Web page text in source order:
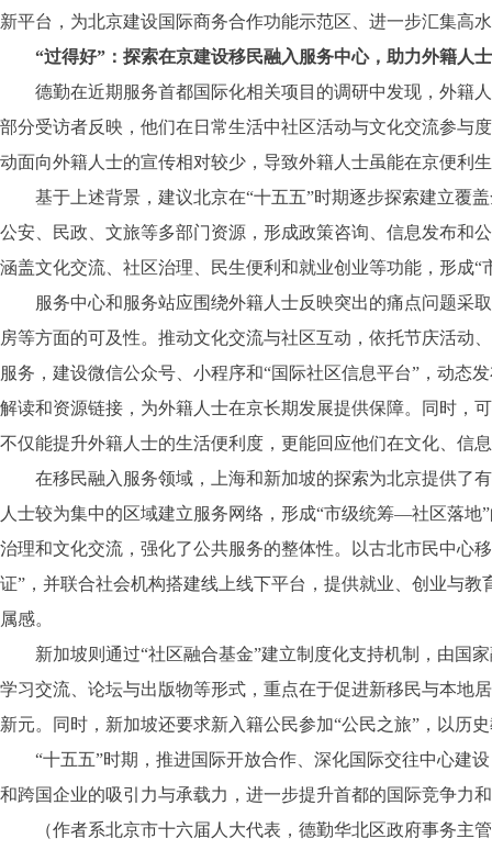
新平台，为北京建设国际商务合作功能示范区、进一步汇集高
“过得好”：探索在京建设移民融入服务中心，助力外籍人
德勤在近期服务首都国际化相关项目的调研中发现，外籍人
部分受访者反映，他们在日常生活中社区活动与文化交流参与
动面向外籍人士的宣传相对较少，导致外籍人士虽能在京便利
基于上述背景，建议北京在“十五五”时期逐步探索建立覆盖
公安、民政、文旅等多部门资源，形成政策咨询、信息发布和
涵盖文化交流、社区治理、民生便利和就业创业等功能，形成“
服务中心和服务站应围绕外籍人士反映突出的痛点问题采取
房等方面的可及性。推动文化交流与社区互动，依托节庆活动
服务，建设微信公众号、小程序和“国际社区信息平台”，动态
解读和资源链接，为外籍人士在京长期发展提供保障。同时，
不仅能提升外籍人士的生活便利度，更能回应他们在文化、信
在移民融入服务领域，上海和新加坡的探索为北京提供了有
人士较为集中的区域建立服务网络，形成“市级统筹—社区落
治理和文化交流，强化了公共服务的整体性。以古北市民中心
证”，并联合社会机构搭建线上线下平台，提供就业、创业与
属感。
新加坡则通过“社区融合基金”建立制度化支持机制，由国家
学习交流、论坛与出版物等形式，重点在于促进新移民与本地
新元。同时，新加坡还要求新入籍公民参加“公民之旅”，以历
“十五五”时期，推进国际开放合作、深化国际交往中心建设
和跨国企业的吸引力与承载力，进一步提升首都的国际竞争力
（作者系北京市十六届人大代表，德勤华北区政府事务主